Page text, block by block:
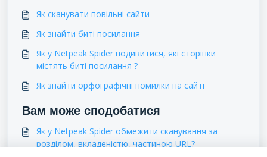
Як сканувати повільні сайти
Як знайти биті посилання
Як у Netpeak Spider подивитися, які сторінки
містять биті посилання ?
Як знайти орфографічні помилки на сайті
Вам може сподобатися
Як у Netpeak Spider обмежити сканування за
розділом, вкладеністю, частиною URL?